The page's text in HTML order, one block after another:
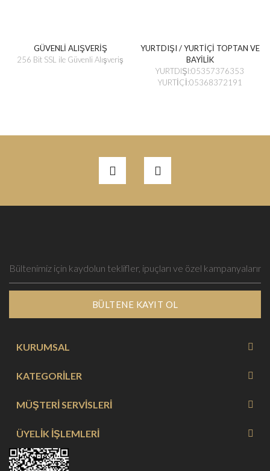
GÜVENLİ ALIŞVERİŞ
256 Bit SSL ile Güvenli Alışveriş
YURTDIŞI / YURTİÇİ TOPTAN VE
BAYİLİK
YURTDIŞI:05357376353
YURTİÇİ:05368372191
BÜLTENE KAYIT OL
KURUMSAL
KATEGORİLER
MÜŞTERİ SERVİSLERİ
ÜYELİK İŞLEMLERİ